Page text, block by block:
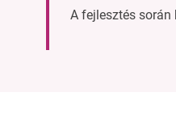
A fejlesztés